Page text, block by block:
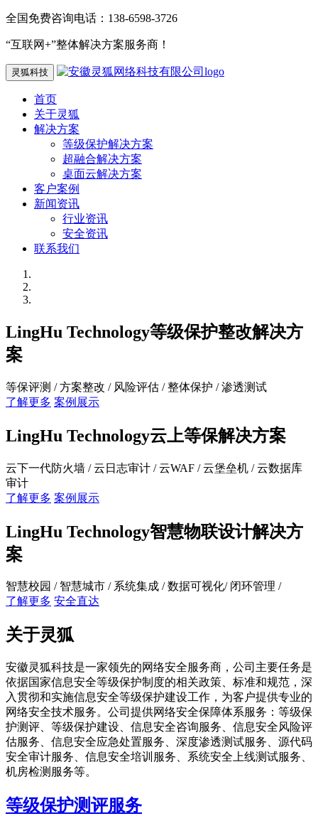
全国免费咨询电话：138-6598-3726
“互联网+”整体解决方案服务商！
灵狐科技
首页
关于灵狐
解决方案
等级保护解决方案
超融合解决方案
桌面云解决方案
客户案例
新闻资讯
行业资讯
安全资讯
联系我们
LingHu Technology等级保护整改解决方
案
等保评测 / 方案整改 / 风险评估 / 整体保护 / 渗透测试
了解更多 案例展示
LingHu Technology云上等保解决方案
云下一代防火墙 / 云日志审计 / 云WAF / 云堡垒机 / 云数据库
审计
了解更多 案例展示
LingHu Technology智慧物联设计解决方
案
智慧校园 / 智慧城市 / 系统集成 / 数据可视化/ 闭环管理 /
了解更多 安全直达
关于灵狐
安徽灵狐科技是一家领先的网络安全服务商，公司主要任务是
依据国家信息安全等级保护制度的相关政策、标准和规范，深
入贯彻和实施信息安全等级保护建设工作，为客户提供专业的
网络安全技术服务。公司提供网络安全保障体系服务：等级保
护测评、等级保护建设、信息安全咨询服务、信息安全风险评
估服务、信息安全应急处置服务、深度渗透测试服务、源代码
安全审计服务、信息安全培训服务、系统安全上线测试服务、
机房检测服务等。
等级保护测评服务